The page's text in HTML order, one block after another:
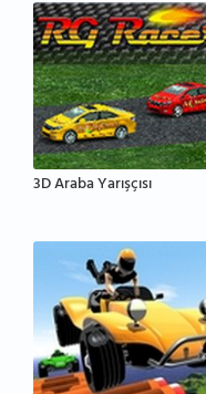
3D Araba Yarışçısı